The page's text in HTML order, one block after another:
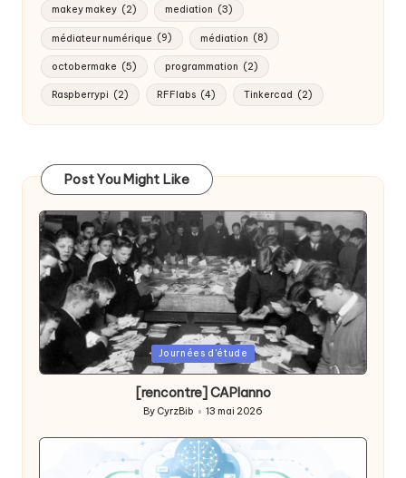
makey makey (2) mediation (3)
médiateur numérique (9) médiation (8)
octobermake (5) programmation (2)
Raspberrypi (2) RFFlabs (4) Tinkercad (2)
Post You Might Like
Posted
in
Journées d'étude
[rencontre] CAPlanno
Posted
by
By CyrzBib 13 mai 2026